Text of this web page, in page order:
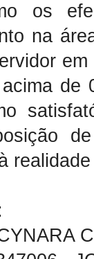
os
na
de